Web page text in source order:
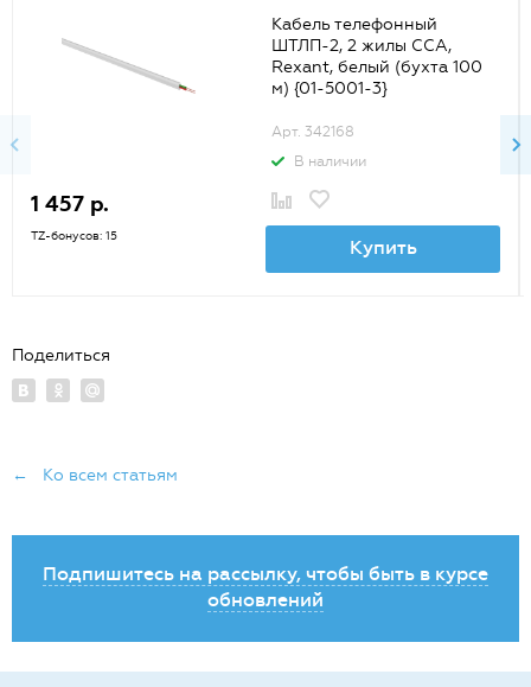
Кабель телефонный
ШТЛП-2, 2 жилы CCA,
Rexant, белый (бухта 100
м) {01-5001-3}
Арт. 342168
В наличии
1 457 р.
TZ-бонусов: 15 Купить
Поделиться
← Ко всем статьям
Подпишитесь на рассылку, чтобы быть в курсе
обновлений